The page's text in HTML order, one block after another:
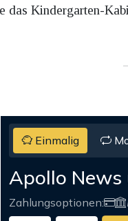
das Kindergarten-
Einmalig
Apollo
Zahlungsoptionen: